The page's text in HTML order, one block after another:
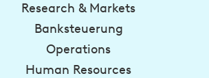
Research & Markets
Banksteuerung
Operations
Human Resources